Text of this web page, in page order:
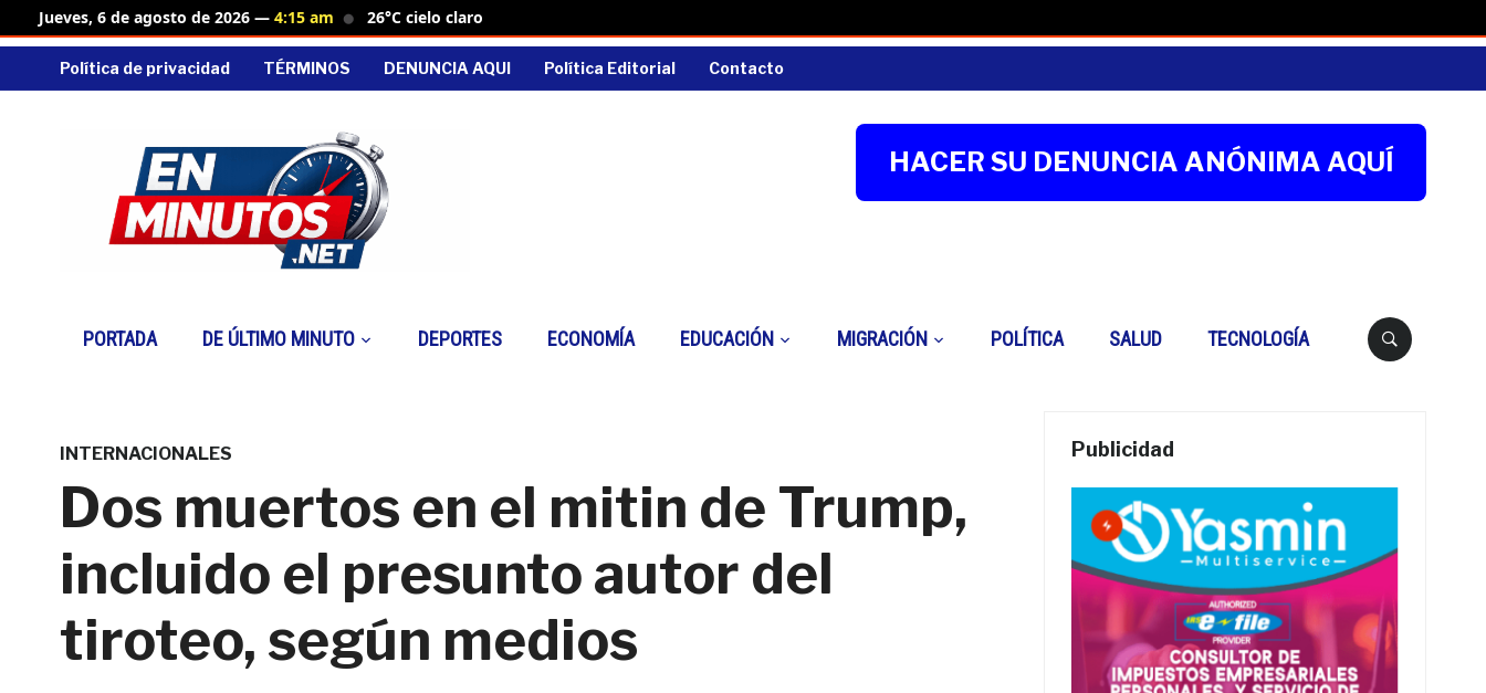
Jueves, 6 de agosto de 2026 — 4:15 am 26°C cielo claro
Política de privacidad TÉRMINOS DENUNCIA AQUI Política Editorial Contacto
HACER SU DENUNCIA ANÓNIMA AQUÍ
Buscar
PORTADA DE ÚLTIMO MINUTO DEPORTES ECONOMÍA EDUCACIÓN MIGRACIÓN POLÍTICA SALUD TECNOLOGÍA
INTERNACIONALES
Dos muertos en el mitin de Trump,
incluido el presunto autor del
tiroteo, según medios
Publicidad